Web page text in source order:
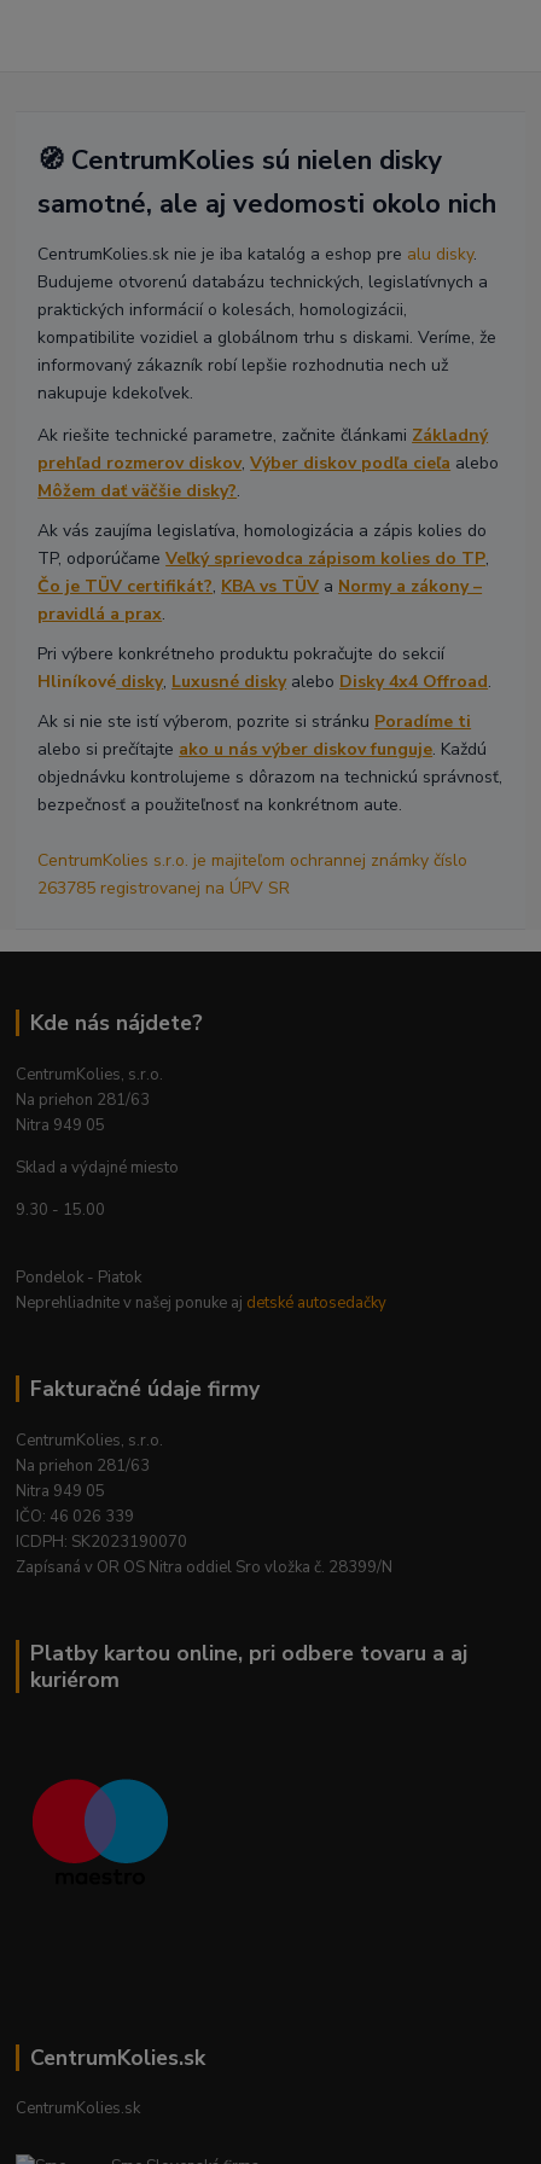
🧭 CentrumKolies sú nielen disky
samotné, ale aj vedomosti okolo nich
CentrumKolies.sk nie je iba katalóg a eshop pre alu disky.
Budujeme otvorenú databázu technických, legislatívnych a
praktických informácií o kolesách, homologizácii,
kompatibilite vozidiel a globálnom trhu s diskami. Veríme, že
informovaný zákazník robí lepšie rozhodnutia nech už
nakupuje kdekoľvek.
Ak riešite technické parametre, začnite článkami Základný
prehľad rozmerov diskov,Výber diskov podľa cieľa alebo
Môžem dať väčšie disky?.
Ak vás zaujíma legislatíva, homologizácia a zápis kolies do
TP, odporúčameVeľký sprievodca zápisom kolies do TP,
Čo je TÜV certifikát?, KBA vs TÜV a Normy a zákony –
pravidlá a prax.
Pri výbere konkrétneho produktu pokračujte do sekcií
Hliníkové disky, Luxusné diskyalebo Disky 4x4 Offroad.
Ak si nie ste istí výberom, pozrite si stránku Poradíme ti
alebo si prečítajte ako u nás výber diskov funguje. Každú
objednávku kontrolujeme s dôrazom na technickú správnosť,
bezpečnosť a použiteľnosť na konkrétnom aute.
CentrumKolies s.r.o. je majiteľom ochrannej známky číslo
263785 registrovanej na ÚPV SR
Kde nás nájdete?
CentrumKolies, s.r.o.
Na priehon 281/63
Nitra 949 05
Sklad a výdajné miesto
9.30 - 15.00
Pondelok - Piatok
Neprehliadnite v našej ponuke aj detské autosedačky
Fakturačné údaje firmy
CentrumKolies, s.r.o.
Na priehon 281/63
Nitra 949 05
IČO: 46 026 339
ICDPH: SK2023190070
Zapísaná v OR OS Nitra oddiel Sro vložka č. 28399/N
Platby kartou online, pri odbere tovaru a aj
kuriérom
CentrumKolies.sk
CentrumKolies.sk